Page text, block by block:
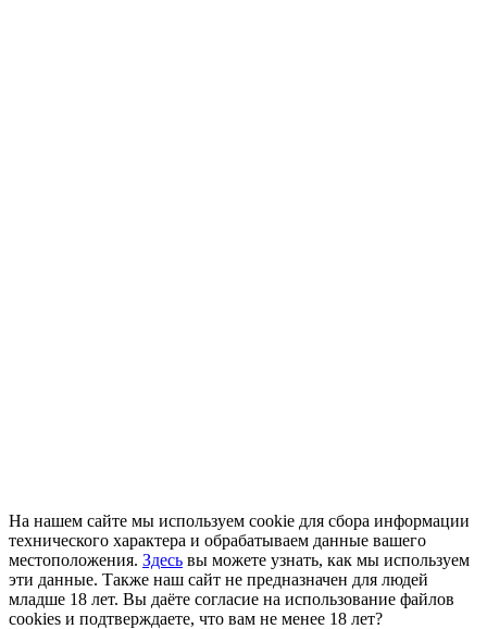
На нашем сайте мы используем cookie для сбора информации
технического характера и обрабатываем данные вашего
местоположения. Здесь вы можете узнать, как мы используем
эти данные. Также наш сайт не предназначен для людей
младше 18 лет. Вы даёте согласие на использование файлов
cookies и подтверждаете, что вам не менее 18 лет?